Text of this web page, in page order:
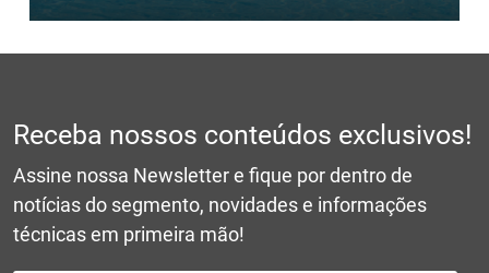
Receba nossos conteúdos exclusivos!
Assine nossa Newsletter e fique por dentro de
notícias do segmento, novidades e informações
técnicas em primeira mão!